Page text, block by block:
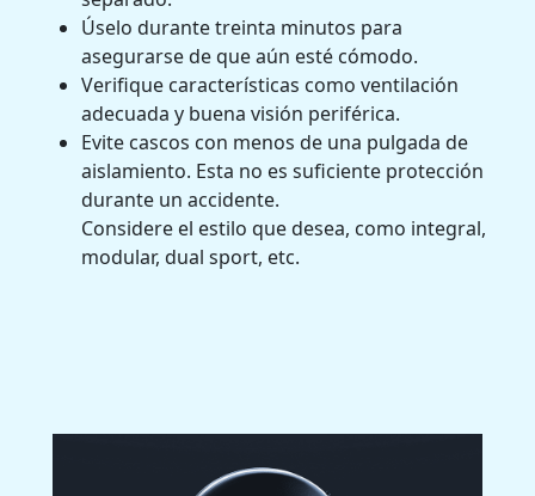
Úselo durante treinta minutos para
asegurarse de que aún esté cómodo.
Verifique características como ventilación
adecuada y buena visión periférica.
Evite cascos con menos de una pulgada de
aislamiento. Esta no es suficiente protección
durante un accidente.
Considere el estilo que desea, como integral,
modular, dual sport, etc.